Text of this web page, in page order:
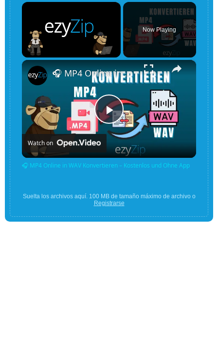
×
Now Playing
×
Play
Video
🎧 MP4 Online in WAV Konvertieren – Kostenlos und Ohne App
Watch on
🎧 MP4 Online in WAV Konvertieren – Kostenlos und Ohne App
Suelta los archivos aquí. 100 MB de tamaño máximo de archivo o
Registrarse